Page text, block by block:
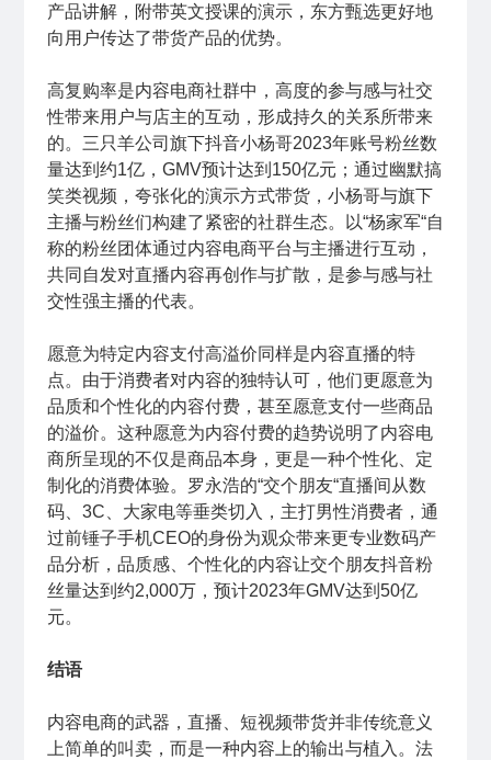
产品讲解，附带英文授课的演示，东方甄选更好地
向用户传达了带货产品的优势。
高复购率是内容电商社群中，高度的参与感与社交
性带来用户与店主的互动，形成持久的关系所带来
的。三只羊公司旗下抖音小杨哥2023年账号粉丝数
量达到约1亿，GMV预计达到150亿元；通过幽默搞
笑类视频，夸张化的演示方式带货，小杨哥与旗下
主播与粉丝们构建了紧密的社群生态。以“杨家军“自
称的粉丝团体通过内容电商平台与主播进行互动，
共同自发对直播内容再创作与扩散，是参与感与社
交性强主播的代表。
愿意为特定内容支付高溢价同样是内容直播的特
点。由于消费者对内容的独特认可，他们更愿意为
品质和个性化的内容付费，甚至愿意支付一些商品
的溢价。这种愿意为内容付费的趋势说明了内容电
商所呈现的不仅是商品本身，更是一种个性化、定
制化的消费体验。罗永浩的“交个朋友“直播间从数
码、3C、大家电等垂类切入，主打男性消费者，通
过前锤子手机CEO的身份为观众带来更专业数码产
品分析，品质感、个性化的内容让交个朋友抖音粉
丝量达到约2,000万，预计2023年GMV达到50亿
元。
结语
内容电商的武器，直播、短视频带货并非传统意义
上简单的叫卖，而是一种内容上的输出与植入。法